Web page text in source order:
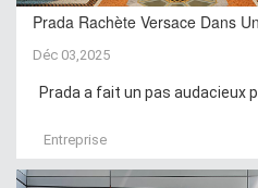
Prada Rachète Versace Dans
Déc 03,2025
Prada a fait un pas audacieux
Entreprise